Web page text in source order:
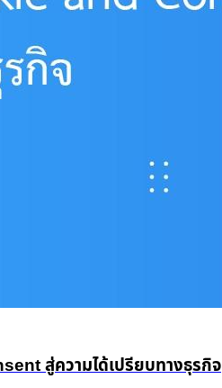
สู่ความได้เปรียบทางธุรกิจ